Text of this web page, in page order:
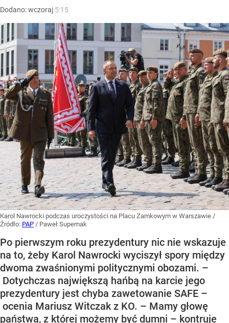
Dodano:wczoraj 5:15
Karol Nawrocki podczas uroczystości na Placu Zamkowym w Warszawie /
Źródło: PAP / Paweł Supernak
Po pierwszym roku prezydentury nic nie wskazuje
na to, żeby Karol Nawrocki wyciszył spory między
dwoma zwaśnionymi politycznymi obozami. –
Dotychczas największą hańbą na karcie jego
prezydentury jest chyba zawetowanie SAFE –
ocenia Mariusz Witczak z KO. – Mamy głowę
państwa, z której możemy być dumni – kontruje